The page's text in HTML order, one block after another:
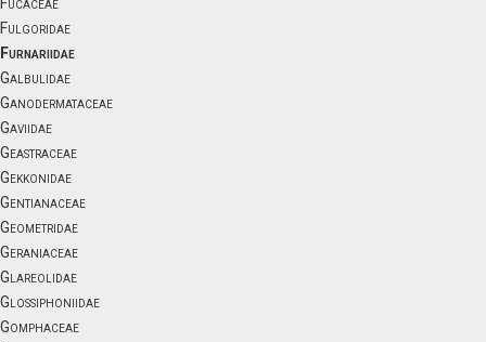
Fulgoridae
Furnariidae
Galbulidae
Ganodermataceae
Gaviidae
Geastraceae
Gekkonidae
Gentianaceae
Geometridae
Geraniaceae
Glareolidae
Glossiphoniidae
Gomphaceae